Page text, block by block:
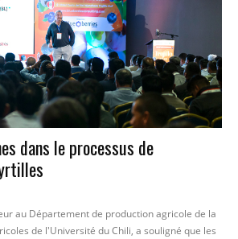
dans le processus de
au Département de production agricole de la
de l'Université du Chili, a souligné que les